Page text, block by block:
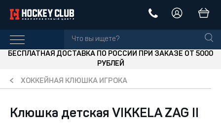
БЕСПЛАТНАЯ ДОСТАВКА ПО РОССИИ ПРИ ЗАКАЗЕ ОТ 5000
РУБЛЕЙ
ХОККЕЙНАЯ КЛЮШКА ИГРОКА
Клюшка детская VIKKELA ZAG II